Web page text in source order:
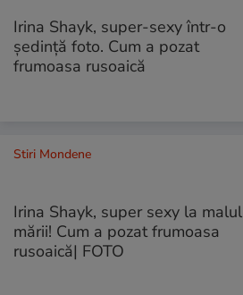
Irina Shayk, super-sexy într-o
ședință foto. Cum a pozat
frumoasa rusoaică
Stiri Mondene
Irina Shayk, super sexy la malul
mării! Cum a pozat frumoasa
rusoaică| FOTO